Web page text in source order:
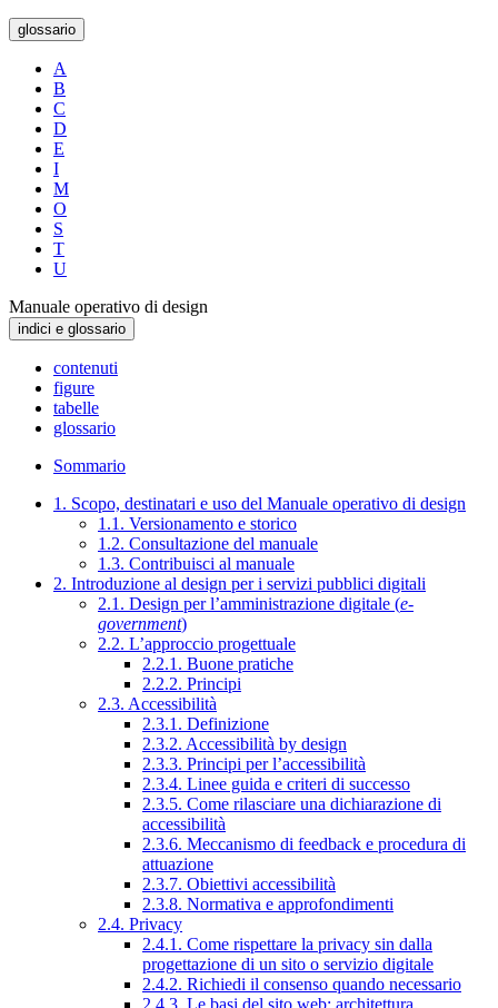
glossario
A
B
C
D
E
I
M
O
S
T
U
Manuale operativo di design
indici e glossario
contenuti
figure
tabelle
glossario
Sommario
1. Scopo, destinatari e uso del Manuale operativo di design
1.1. Versionamento e storico
1.2. Consultazione del manuale
1.3. Contribuisci al manuale
2. Introduzione al design per i servizi pubblici digitali
2.1. Design per l’amministrazione digitale (e-
government)
2.2. L’approccio progettuale
2.2.1. Buone pratiche
2.2.2. Principi
2.3. Accessibilità
2.3.1. Definizione
2.3.2. Accessibilità by design
2.3.3. Principi per l’accessibilità
2.3.4. Linee guida e criteri di successo
2.3.5. Come rilasciare una dichiarazione di
accessibilità
2.3.6. Meccanismo di feedback e procedura di
attuazione
2.3.7. Obiettivi accessibilità
2.3.8. Normativa e approfondimenti
2.4. Privacy
2.4.1. Come rispettare la privacy sin dalla
progettazione di un sito o servizio digitale
2.4.2. Richiedi il consenso quando necessario
2.4.3. Le basi del sito web: architettura,